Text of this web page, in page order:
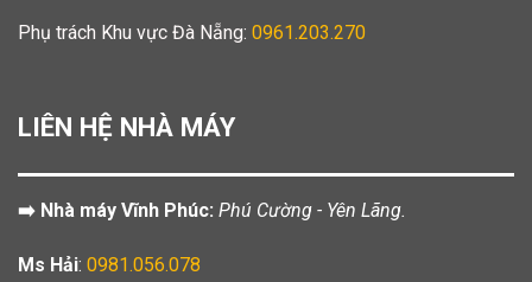
Phụ trách Khu vực Đà Nẵng: 0961.203.270
LIÊN HỆ NHÀ MÁY
➡️ Nhà máy Vĩnh Phúc: Phú Cường - Yên Lãng.
Ms Hải: 0981.056.078